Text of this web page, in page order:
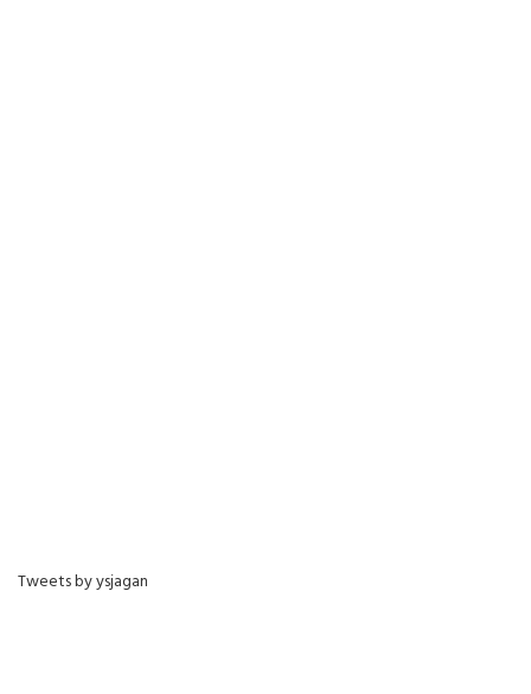
Tweets by ysjagan